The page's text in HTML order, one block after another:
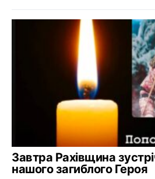
Завтра Рахівщина
нашого загиблого Героя